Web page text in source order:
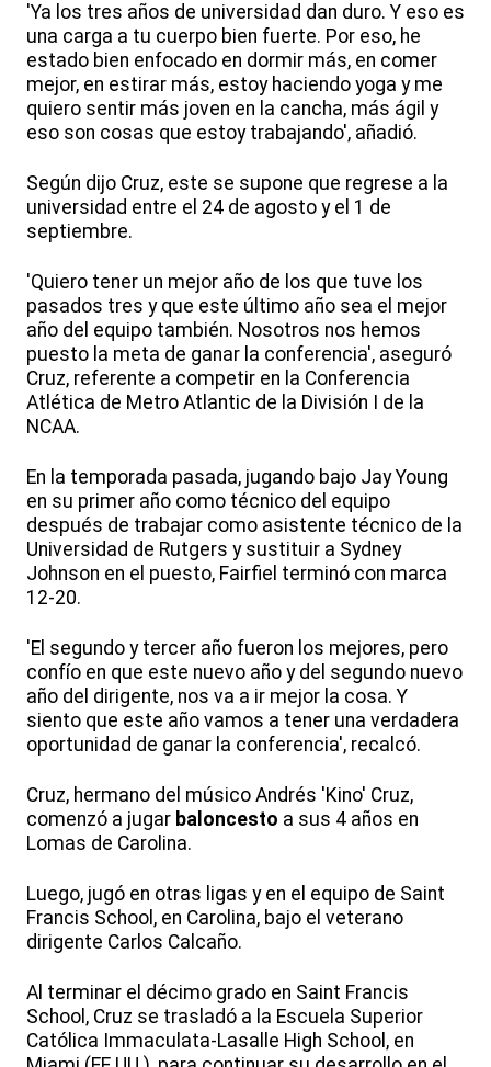
'Ya los tres años de universidad dan duro. Y eso es
una carga a tu cuerpo bien fuerte. Por eso, he
estado bien enfocado en dormir más, en comer
mejor, en estirar más, estoy haciendo yoga y me
quiero sentir más joven en la cancha, más ágil y
eso son cosas que estoy trabajando', añadió.
Según dijo Cruz, este se supone que regrese a la
universidad entre el 24 de agosto y el 1 de
septiembre.
'Quiero tener un mejor año de los que tuve los
pasados tres y que este último año sea el mejor
año del equipo también. Nosotros nos hemos
puesto la meta de ganar la conferencia', aseguró
Cruz, referente a competir en la Conferencia
Atlética de Metro Atlantic de la División I de la
NCAA.
En la temporada pasada, jugando bajo Jay Young
en su primer año como técnico del equipo
después de trabajar como asistente técnico de la
Universidad de Rutgers y sustituir a Sydney
Johnson en el puesto, Fairfiel terminó con marca
12-20.
'El segundo y tercer año fueron los mejores, pero
confío en que este nuevo año y del segundo nuevo
año del dirigente, nos va a ir mejor la cosa. Y
siento que este año vamos a tener una verdadera
oportunidad de ganar la conferencia', recalcó.
Cruz, hermano del músico Andrés 'Kino' Cruz,
comenzó a jugar baloncesto a sus 4 años en
Lomas de Carolina.
Luego, jugó en otras ligas y en el equipo de Saint
Francis School, en Carolina, bajo el veterano
dirigente Carlos Calcaño.
Al terminar el décimo grado en Saint Francis
School, Cruz se trasladó a la Escuela Superior
Católica Immaculata-Lasalle High School, en